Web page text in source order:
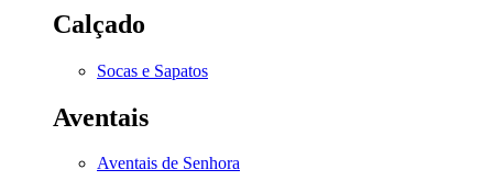
Calçado
Socas e Sapatos
Aventais
Aventais de Senhora